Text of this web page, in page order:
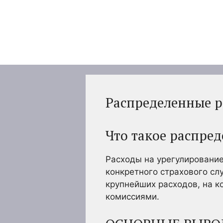
Распределенные
Что такое
Расходы на
конкретного страхового
крупнейших расходов, на
комиссиями.